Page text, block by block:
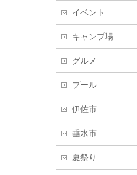
イベント
キャンプ場
グルメ
プール
伊佐市
垂水市
夏祭り